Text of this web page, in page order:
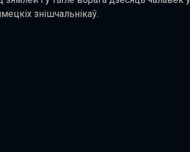
знішчальнікаў.